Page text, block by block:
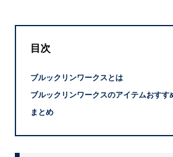
目次
ブルックリンワークスとは
ブルックリンワークスのアイテムおすす
まとめ